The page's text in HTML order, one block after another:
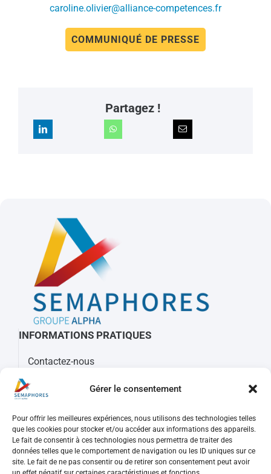
Gérer le consentement
Pour offrir les meilleures expériences, nous utilisons des technologies telles
que les cookies pour stocker et/ou accéder aux informations des appareils.
Le fait de consentir à ces technologies nous permettra de traiter des
données telles que le comportement de navigation ou les ID uniques sur ce
site. Le fait de ne pas consentir ou de retirer son consentement peut avoir
caroline.olivier@alliance-competences.fr
COMMUNIQUÉ DE PRESSE
Partagez !
INFORMATIONS PRATIQUES
Contactez-nous
Mots clés, sigles et glossaire
REJOIGNEZ-NOUS
Nos offres d’emploi
Consulter votre compte